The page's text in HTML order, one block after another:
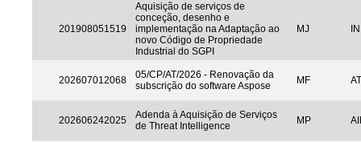
201908051519
Aquisição de serviços de
conceção, desenho e
implementação na Adaptação ao
novo Código de Propriedade
Industrial do SGPI
MJ
202607012068
05/CP/AT/2026 - Renovação da
subscrição do software Aspose
MF AT
202606242025
Adenda à Aquisição de Serviços
de Threat Intelligence
MP